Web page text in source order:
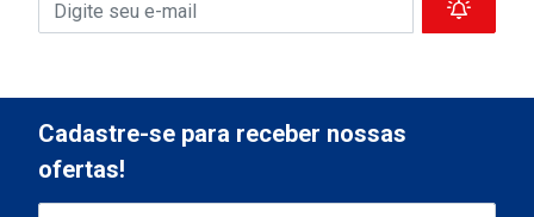
Cadastre-se para receber nossas
ofertas!